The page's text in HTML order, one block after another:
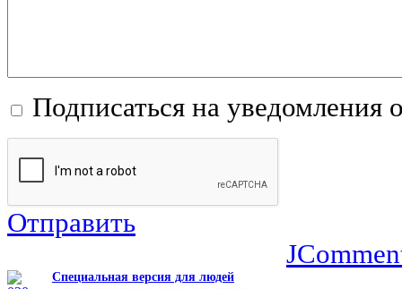
Подписаться на уведомления
Отправить
Специальная версия для людей